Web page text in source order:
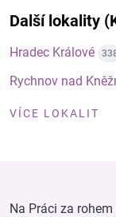
Další lokality
Hradec Králové
Rychnov nad
VÍCE LOKALIT
Na Práci za